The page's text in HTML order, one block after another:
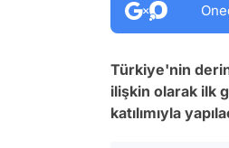
Türkiye'nin
ilişkin olarak ilk
katılımıyla